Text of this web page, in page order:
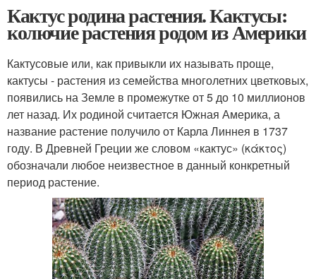
Кактус родина растения. Кактусы:
колючие растения родом из Америки
Кактусовые или, как привыкли их называть проще,
кактусы - растения из семейства многолетних цветковых,
появились на Земле в промежутке от 5 до 10 миллионов
лет назад. Их родиной считается Южная Америка, а
название растение получило от Карла Линнея в 1737
году. В Древней Греции же словом «кактус» (κάκτος)
обозначали любое неизвестное в данный конкретный
период растение.